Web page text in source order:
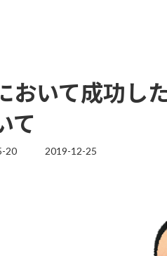
おいて成功し
て
20
最
2019-12-25